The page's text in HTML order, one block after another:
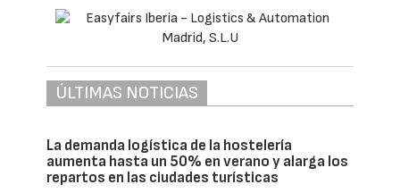
ÚLTIMAS NOTICIAS
La demanda logística de la hostelería
aumenta hasta un 50% en verano y alarga los
repartos en las ciudades turísticas